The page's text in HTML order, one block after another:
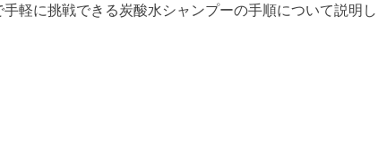
軽に挑戦できる炭酸水シャンプーの手順について説明し